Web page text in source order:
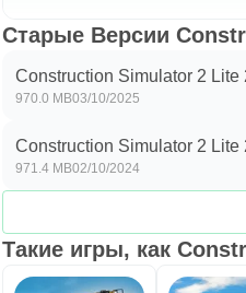
Присоединяйтесь к нам на
http://facebook.com/
Есть вопросы? Тогда
Старые Версии
Construction Simulator 2 Lite
970.0 MB03/10/2025
Construction Simulator 2 Lite
971.4 MB02/10/2024
Такие игры, как